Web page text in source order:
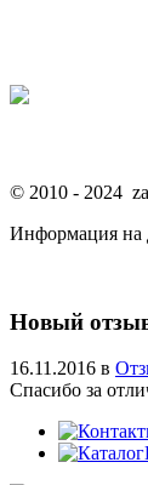
© 2010 - 2024
Информация на
Новый
16.11.2016 в
Спасибо за